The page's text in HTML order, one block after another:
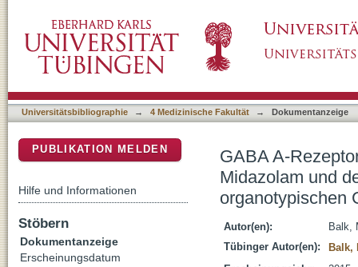
Hauptmetaboliten 1-OH-Midazolam in
Universitätsbibliographie → 4 Medizinische Fakultät → Dokumentanzeige
GABA A-
Midazolam und
organotypischen
Autor(en):
Balk,
Tübinger Autor(en):
Balk,
PUBLIKATION MELDEN
Hilfe und Informationen
Stöbern
Dokumentanzeige
Erscheinungsdatum